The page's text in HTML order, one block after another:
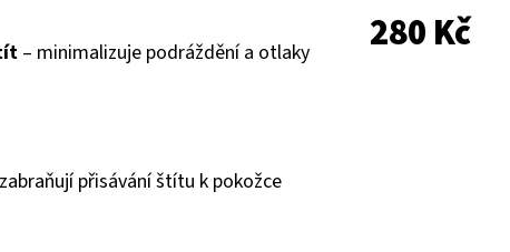
– minimalizuje podráždění a otlaky
přisávání štítu k pokožce
280 Kč